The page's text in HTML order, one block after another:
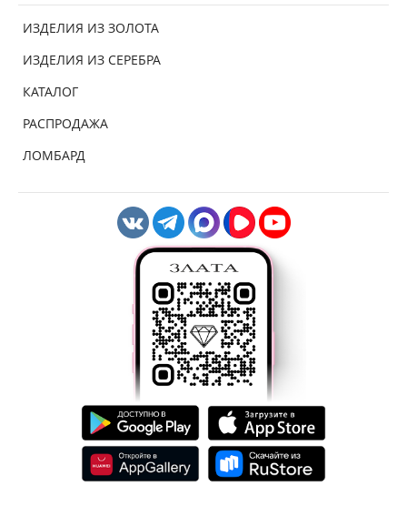
ИЗДЕЛИЯ ИЗ ЗОЛОТА
ИЗДЕЛИЯ ИЗ СЕРЕБРА
КАТАЛОГ
РАСПРОДАЖА
ЛОМБАРД